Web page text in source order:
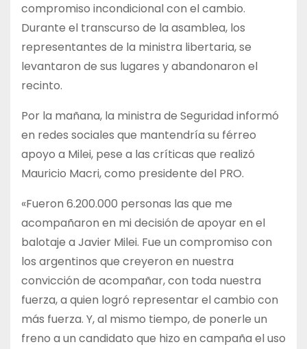
compromiso incondicional con el cambio.
Durante el transcurso de la asamblea, los
representantes de la ministra libertaria, se
levantaron de sus lugares y abandonaron el
recinto.
Por la mañana, la ministra de Seguridad informó
en redes sociales que mantendría su férreo
apoyo a Milei, pese a las críticas que realizó
Mauricio Macri, como presidente del PRO.
«Fueron 6.200.000 personas las que me
acompañaron en mi decisión de apoyar en el
balotaje a Javier Milei. Fue un compromiso con
los argentinos que creyeron en nuestra
convicción de acompañar, con toda nuestra
fuerza, a quien logró representar el cambio con
más fuerza. Y, al mismo tiempo, de ponerle un
freno a un candidato que hizo en campaña el uso